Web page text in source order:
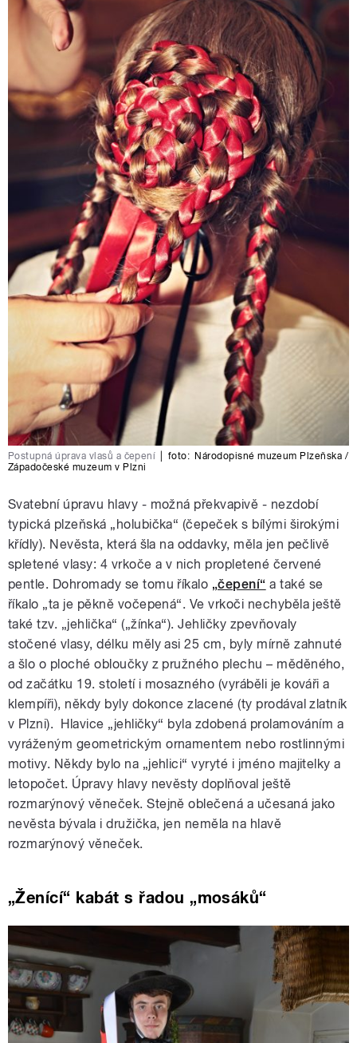
Postupná úprava vlasů a čepení foto: Národopisné muzeum Plzeňska /
Západočeské muzeum v Plzni
Svatební úpravu hlavy - možná překvapivě - nezdobí
typická plzeňská „holubička“ (čepeček s bílými širokými
křídly). Nevěsta, která šla na oddavky, měla jen pečlivě
spletené vlasy: 4 vrkoče a v nich propletené červené
pentle. Dohromady se tomu říkalo „čepení“ a také se
říkalo „ta je pěkně vočepená“. Ve vrkoči nechyběla ještě
také tzv. „jehlička“ („žínka“). Jehličky zpevňovaly
stočené vlasy, délku měly asi 25 cm, byly mírně zahnuté
a šlo o ploché obloučky z pružného plechu – měděného,
od začátku 19. století i mosazného (vyráběli je kováři a
klempíři), někdy byly dokonce zlacené (ty prodával zlatník
v Plzni). Hlavice „jehličky“ byla zdobená prolamováním a
vyráženým geometrickým ornamentem nebo rostlinnými
motivy. Někdy bylo na „jehlici“ vyryté i jméno majitelky a
letopočet. Úpravy hlavy nevěsty doplňoval ještě
rozmarýnový věneček. Stejně oblečená a učesaná jako
nevěsta bývala i družička, jen neměla na hlavě
rozmarýnový věneček.
„Ženící“ kabát s řadou „mosáků“